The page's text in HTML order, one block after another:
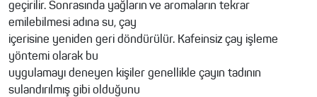
geçirilir. Sonrasında yağların ve aromaların tekrar
emilebilmesi adına su, çay
içerisine yeniden geri döndürülür. Kafeinsiz çay işleme
yöntemi olarak bu
uygulamayı deneyen kişiler genellikle çayın tadının
sulandırılmış gibi olduğunu